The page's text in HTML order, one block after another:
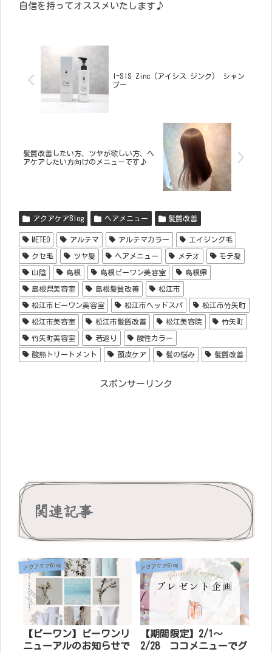
自信を持ってオススメいたします♪
I-SIS Zinc (アイシス ジンク) シャン
プー
髪質改善したい方、ツヤが欲しい方、ヘ
アケアしたい方向けのメニューです♪
アクアケアBlog ヘアメニュー 髪質改善
METEO アルテマ アルテマカラー エイジング毛
クセ毛 ツヤ髪 ヘアメニュー メテオ モテ髪
山陰 島根 島根ビーワン美容室 島根県
島根県美容室 島根髪質改善 松江市
松江市ビーワン美容室 松江市ヘッドスパ 松江市竹矢町
松江市美容室 松江市髪質改善 松江美容院 竹矢町
竹矢町美容室 若返り 酸性カラー
酸熱トリートメント 頭皮ケア 髪の悩み 髪質改善
スポンサーリンク
関連記事
アクアケアBlog
【ビーワン】ビーワンリ
ニューアルのお知らせで
アクアケアBlog
【期間限定】2/1～
2/28 ココメニューでグ